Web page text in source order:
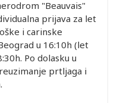
"Beauvais"
prijava za let
i carinske
u 16:10h (let
Po dolasku u
prtljaga i